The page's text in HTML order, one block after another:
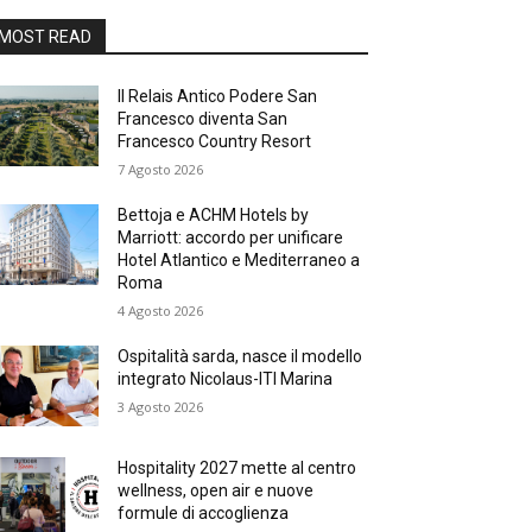
READ
Il Relais Antico Podere San
Francesco diventa San
Francesco Country Resort
7 Agosto 2026
Bettoja e ACHM Hotels by
Marriott: accordo per unificare
Hotel Atlantico e Mediterraneo a
Roma
4 Agosto 2026
Ospitalità sarda, nasce il modello
integrato Nicolaus-ITI Marina
3 Agosto 2026
Hospitality 2027 mette al centro
wellness, open air e nuove
formule di accoglienza